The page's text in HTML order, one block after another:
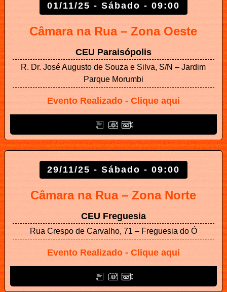
01/11/25 - Sábado - 09:00
Câmara na Rua – Zona Oeste
CEU Paraisópolis
R. Dr. José Augusto de Souza e Silva, S/N – Jardim
Parque Morumbi
Evento Realizado - Clique aqui
29/11/25 - Sábado - 09:00
Câmara na Rua – Zona Norte
CEU Freguesia
Rua Crespo de Carvalho, 71 – Freguesia do Ó
Evento Realizado - Clique aqui